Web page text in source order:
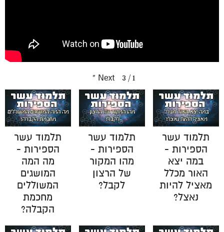
1
/
3
Next
»
תלמוד עשר
הספירות -
מה המה
המושגים
המשוללים
מחכמת
הקבלה?
תלמוד עשר
הספירות -
מהו המקור
של הרצון
לקבל?
תלמוד עשר
הספירות -
במה יצא
האור מכלל
מאציל להיות
נאצל?